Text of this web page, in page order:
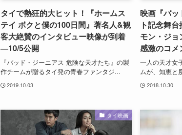
タイで熱狂的大ヒット！『ホームス
テイ ボクと僕の100日間』著名人&観
客大絶賛のインタビュー映像が到着
―10/5公開
『バッド・ジーニアス 危険な天才たち』の製
作チームが贈るタイ発の青春ファンタジ...
2019.10.03
映画『バッ
ト記念舞
モン・ジ
感激のコメ
一人の天才女
ムが、知恵と
2018.10.30
タイ映画